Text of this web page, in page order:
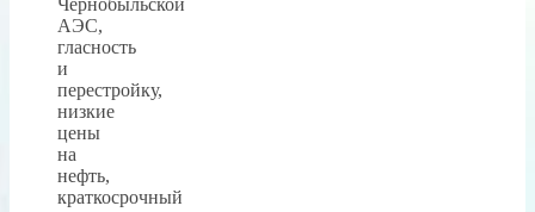
АЭС,
гласность
и
перестройку,
низкие
цены
на
нефть,
краткосрочный